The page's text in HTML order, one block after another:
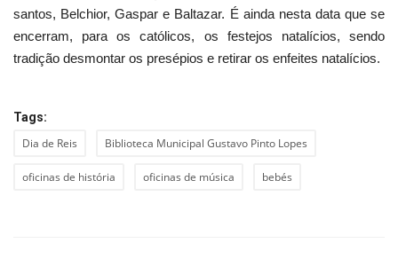
santos, Belchior, Gaspar e Baltazar. É ainda nesta data que se
encerram, para os católicos, os festejos natalícios, sendo
tradição desmontar os presépios e retirar os enfeites natalícios.
Tags:
Dia de Reis Biblioteca Municipal Gustavo Pinto Lopes
oficinas de história oficinas de música bebés